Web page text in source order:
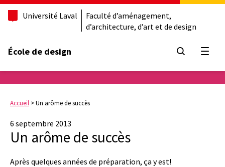
Université Laval
Faculté d’aménagement,
d’architecture, d’art et de design
École de design
Accueil >Un arôme de succès
6 septembre 2013
Un arôme de succès
Après quelques années de préparation, ça y est!